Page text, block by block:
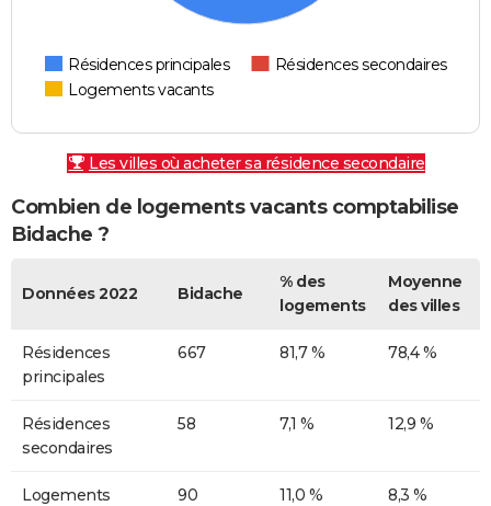
Résidences principales
Résidences secondaires
Logements vacants
Les villes où acheter sa résidence secondaire
Combien de logements vacants comptabilise
Bidache ?
Données 2022 Bidache
% des
logements
Moyenne
des villes
Résidences
principales
667 81,7 % 78,4 %
Résidences
secondaires
58 7,1 % 12,9 %
Logements
90 11,0 % 8,3 %